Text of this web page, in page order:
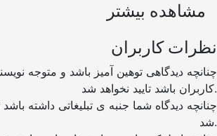
مشاهده بیشتر
نظرات کاربران
کاربران باشد تایید نخواهد شد.
شد.